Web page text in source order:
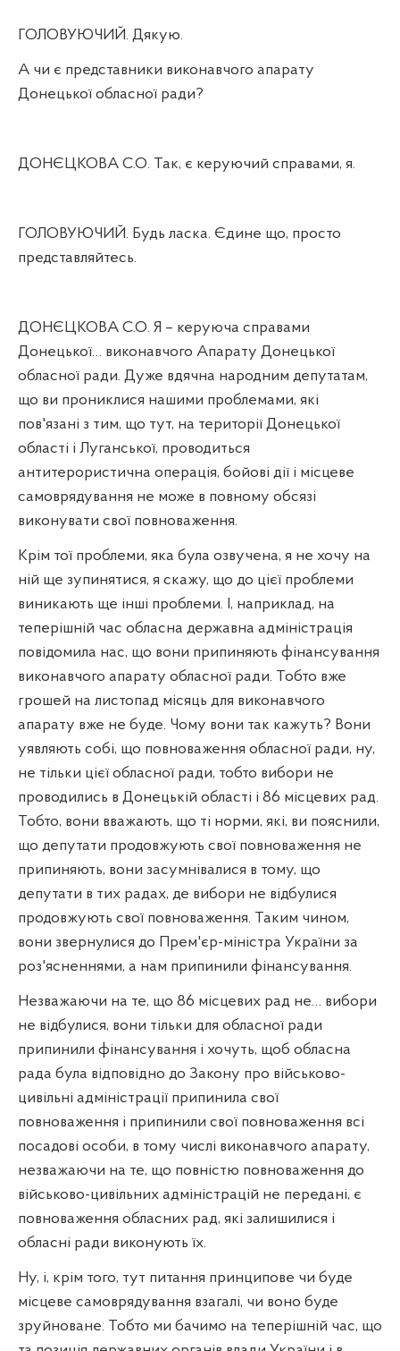
ГОЛОВУЮЧИЙ. Дякую.
А чи є представники виконавчого апарату
Донецької обласної ради?
ДОНЄЦКОВА С.О. Так, є керуючий справами, я.
ГОЛОВУЮЧИЙ. Будь ласка. Єдине що, просто
представляйтесь.
ДОНЄЦКОВА С.О. Я – керуюча справами
Донецької… виконавчого Апарату Донецької
обласної ради. Дуже вдячна народним депутатам,
що ви прониклися нашими проблемами, які
пов'язані з тим, що тут, на території Донецької
області і Луганської, проводиться
антитерористична операція, бойові дії і місцеве
самоврядування не може в повному обсязі
виконувати свої повноваження.
Крім тої проблеми, яка була озвучена, я не хочу на
ній ще зупинятися, я скажу, що до цієї проблеми
виникають ще інші проблеми. І, наприклад, на
теперішній час обласна державна адміністрація
повідомила нас, що вони припиняють фінансування
виконавчого апарату обласної ради. Тобто вже
грошей на листопад місяць для виконавчого
апарату вже не буде. Чому вони так кажуть? Вони
уявляють собі, що повноваження обласної ради, ну,
не тільки цієї обласної ради, тобто вибори не
проводились в Донецькій області і 86 місцевих рад.
Тобто, вони вважають, що ті норми, які, ви пояснили,
що депутати продовжують свої повноваження не
припиняють, вони засумнівалися в тому, що
депутати в тих радах, де вибори не відбулися
продовжують свої повноваження. Таким чином,
вони звернулися до Прем'єр-міністра України за
роз'ясненнями, а нам припинили фінансування.
Незважаючи на те, що 86 місцевих рад не… вибори
не відбулися, вони тільки для обласної ради
припинили фінансування і хочуть, щоб обласна
рада була відповідно до Закону про військово-
цивільні адміністрації припинила свої
повноваження і припинили свої повноваження всі
посадові особи, в тому числі виконавчого апарату,
незважаючи на те, що повністю повноваження до
військово-цивільних адміністрацій не передані, є
повноваження обласних рад, які залишилися і
обласні ради виконують їх.
Ну, і, крім того, тут питання принципове чи буде
місцеве самоврядування взагалі, чи воно буде
зруйноване. Тобто ми бачимо на теперішній час, що